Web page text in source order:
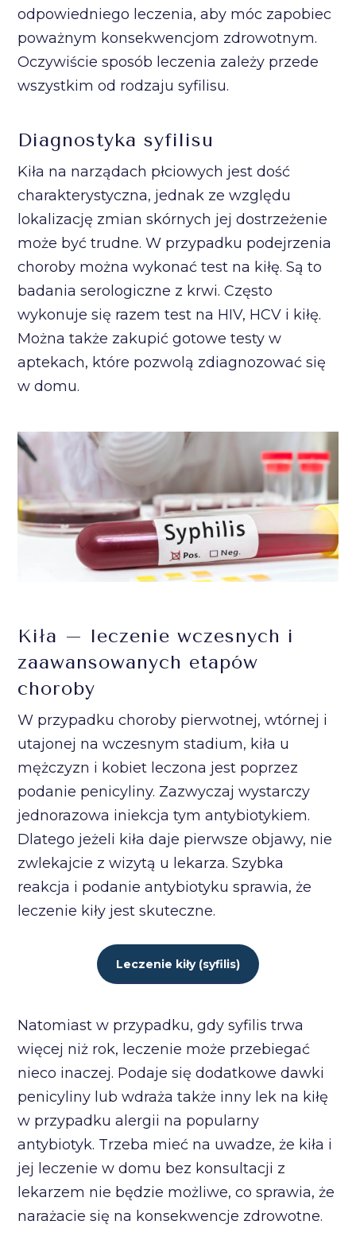
odpowiedniego leczenia, aby móc zapobiec
poważnym konsekwencjom zdrowotnym.
Oczywiście sposób leczenia zależy przede
wszystkim od rodzaju syfilisu.
Diagnostyka syfilisu
Kiła na narządach płciowych jest dość
charakterystyczna, jednak ze względu
lokalizację zmian skórnych jej dostrzeżenie
może być trudne. W przypadku podejrzenia
choroby można wykonać test na kiłę. Są to
badania serologiczne z krwi. Często
wykonuje się razem test na HIV, HCV i kiłę.
Można także zakupić gotowe testy w
aptekach, które pozwolą zdiagnozować się
w domu.
Kiła – leczenie wczesnych i
zaawansowanych etapów
choroby
W przypadku choroby pierwotnej, wtórnej i
utajonej na wczesnym stadium, kiła u
mężczyzn i kobiet leczona jest poprzez
podanie penicyliny. Zazwyczaj wystarczy
jednorazowa iniekcja tym antybiotykiem.
Dlatego jeżeli kiła daje pierwsze objawy, nie
zwlekajcie z wizytą u lekarza. Szybka
reakcja i podanie antybiotyku sprawia, że
leczenie kiły jest skuteczne.
Leczenie kiły (syfilis)
Natomiast w przypadku, gdy syfilis trwa
więcej niż rok, leczenie może przebiegać
nieco inaczej. Podaje się dodatkowe dawki
penicyliny lub wdraża także inny lek na kiłę
w przypadku alergii na popularny
antybiotyk. Trzeba mieć na uwadze, że kiła i
jej leczenie w domu bez konsultacji z
lekarzem nie będzie możliwe, co sprawia, że
narażacie się na konsekwencje zdrowotne.